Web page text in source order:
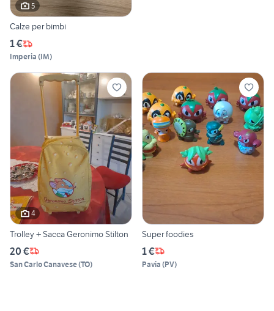
5
Calze per bimbi
1 €
Imperia (IM)
4
Trolley + Sacca Geronimo Stilton
20 €
San Carlo Canavese(TO)
Super foodies
1 €
Pavia (PV)